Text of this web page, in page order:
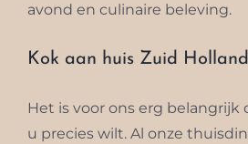
avond en culinaire beleving.
Kok aan huis Zuid
Het is voor ons erg
u precies wilt. Al onze